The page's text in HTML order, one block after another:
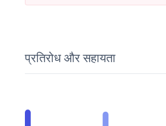
प्रतिरोध और सहायता